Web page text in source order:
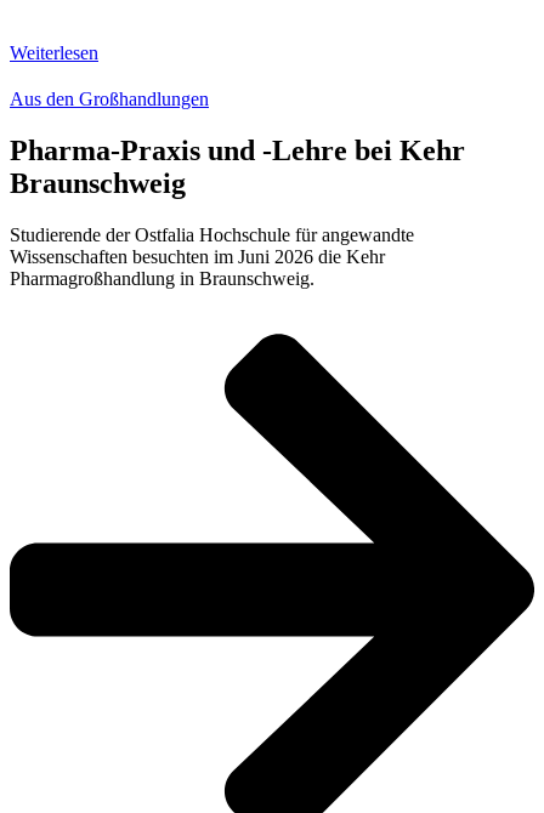
Weiterlesen
Aus den Großhandlungen
Pharma-Praxis und -Lehre bei Kehr
Braunschweig
Studierende der Ostfalia Hochschule für angewandte
Wissenschaften besuchten im Juni 2026 die Kehr
Pharmagroßhandlung in Braunschweig.